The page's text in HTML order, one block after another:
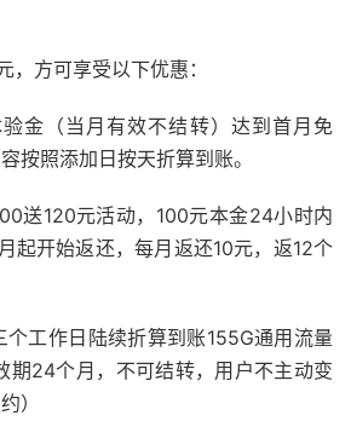
，方可享受以下优惠：
金（当月有效不结转）达到首月免
按照添加日按天折算到账。
送120元活动，100元本金24小时内
起开始返还，每月返还10元，返12个
工作日陆续折算到账155G通用流量
期24个月，不可结转，用户不主动变
）